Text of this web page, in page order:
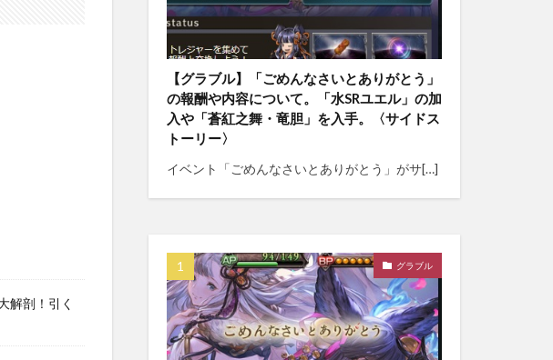
解剖！引く
【グラブル】「ごめんなさいとありがとう」
の報酬や内容について。「水SRユエル」の加
入や「蒼紅之舞・竜胆」を入手。〈サイドス
トーリー〉
イベント「ごめんなさいとありがとう」がサ[…]
グラブル